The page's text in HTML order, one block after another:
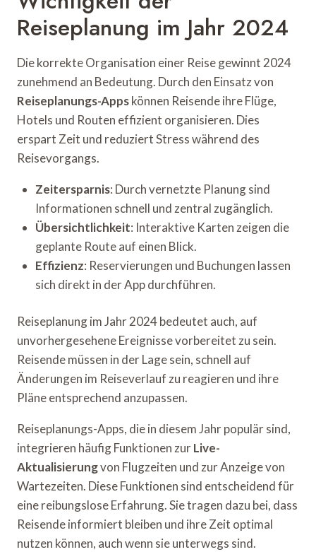
Reiseplanung im Jahr 2024
Die korrekte Organisation einer Reise gewinnt 2024
zunehmend an Bedeutung. Durch den Einsatz von
Reiseplanungs-Appskönnen Reisende ihre Flüge,
Hotels und Routen effizient organisieren. Dies
erspart Zeit und reduziert Stress während des
Reisevorgangs.
Zeitersparnis: Durch vernetzte Planung sind
Informationen schnell und zentral zugänglich.
Übersichtlichkeit: Interaktive Karten zeigen die
geplante Route auf einen Blick.
Effizienz: Reservierungen und Buchungen lassen
sich direkt in der App durchführen.
Reiseplanung im Jahr 2024 bedeutet auch, auf
unvorhergesehene Ereignisse vorbereitet zu sein.
Reisende müssen in der Lage sein, schnell auf
Änderungen im Reiseverlauf zu reagieren und ihre
Pläne entsprechend anzupassen.
Reiseplanungs-Apps, die in diesem Jahr populär sind,
integrieren häufig Funktionen zurLive-
Aktualisierungvon Flugzeiten und zur Anzeige von
Wartezeiten. Diese Funktionen sind entscheidend für
eine reibungslose Erfahrung. Sie tragen dazu bei, dass
Reisende informiert bleiben und ihre Zeit optimal
nutzen können, auch wenn sie unterwegs sind.